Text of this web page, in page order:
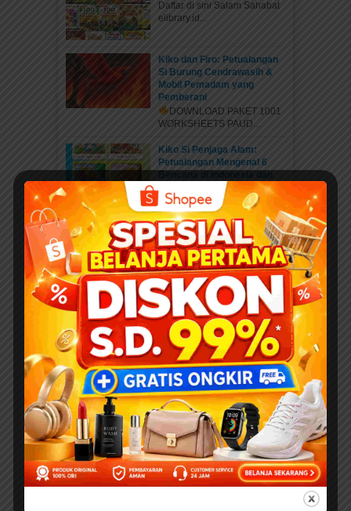
Daftar di sini Salam Sahabat
elibrary.id...
Kiko dan Firo: Petualangan
Si Burung Cendrawasih &
Mobil Pemadam yang
Pemberani
DOWNLOAD PAKET 1001
WORKSHEETS PAUD...
Kiko Si Penjaga Alam:
Petualangan Mengenal 6
Bencana di Indonesia dan
DOWNLOAD PAKET 1001
WORKSHEETS PAUD...
Belajar Mengenal Nama-
Nama Musim di Dunia:
PETUALANGAN KIKO
MENJELAJAHI 6 MUSIM DI
DUNIA
DOWNLOAD PAKET 1001
WORKSHEETS PAUD...
Mengenal Jenis Kaki
Binatang: Petualangan Rara
di Hutan Ajaib
DOWNLOAD PAKET 1001
WORKSHEETS PAUD...
EBOOKPEDIA
Download Ebook Anak
Bergambar: Seri Kebiasaan
Anak Saleh; Bagaimana